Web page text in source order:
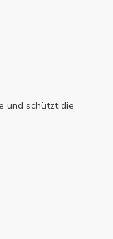
und schützt die